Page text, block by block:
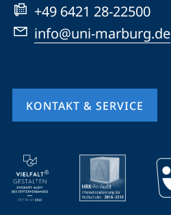
+49 6421 28-22500
info@uni-marburg.de
KONTAKT & SERVICE
Mobile-
Service-
Navigation